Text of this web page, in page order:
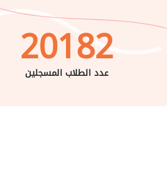
20182
عدد الطلاب المسجلين